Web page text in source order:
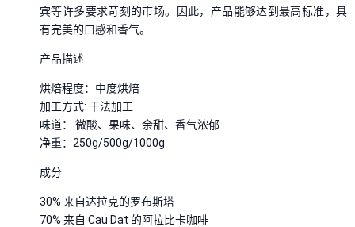
宾等许多要求苛刻的市场。因此，产品能够达到最高标准，具
有完美的口感和香气。
产品描述
烘焙程度：中度烘焙
加工方式: 干法加工
味道： 微酸、果味、余甜、香气浓郁
净重：250g/500g/1000g
成分
30% 来自达拉克的罗布斯塔
70% 来自 Cau Dat 的阿拉比卡咖啡